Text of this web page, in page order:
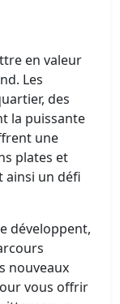
en valeur
Les
des
la puissante
une
plates et
ainsi un défi
développent,
nouveaux
vous offrir